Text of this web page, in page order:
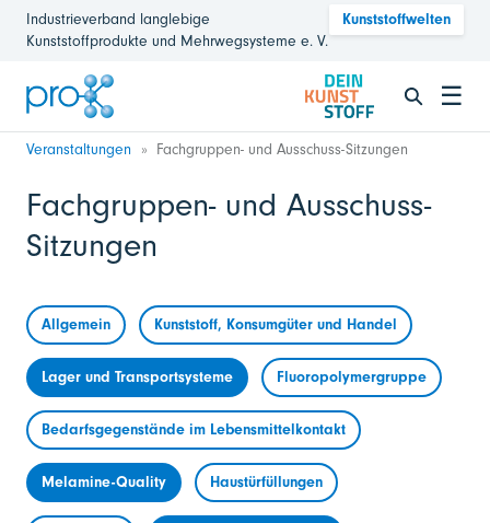
Industrieverband langlebige
Kunststoffprodukte und Mehrwegsysteme e. V.
Kunststoffwelten
☰
Veranstaltungen Fachgruppen- und Ausschuss-Sitzungen
Fachgruppen- und Ausschuss-
Sitzungen
Allgemein Kunststoff, Konsumgüter und Handel
Lager und Transportsysteme Fluoropolymergruppe
Bedarfsgegenstände im Lebensmittelkontakt
Melamine-Quality Haustürfüllungen